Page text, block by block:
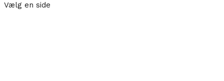
Vælg en side